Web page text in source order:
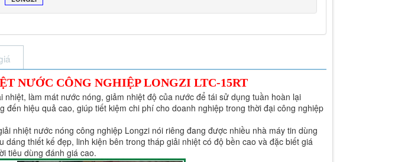
NƯỚC CÔNG NGHIỆP LONGZI LTC-15RT
làm mát nước nóng, giảm nhiệt độ của nước để tái sử dụng tuần hoàn lại
đến hiệu quả cao, giúp tiết kiệm chi phí cho doanh nghiệp trong thời đại công nghiệp
nhiệt nước nóng công nghiệp Longzi nói riêng đang được nhiều nhà máy tin dùng
dáng thiết kế đẹp, linh kiện bên trong tháp giải nhiệt có độ bền cao và đặc biết giá
tiêu dùng đánh giá cao.